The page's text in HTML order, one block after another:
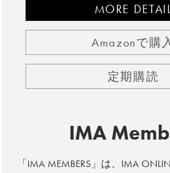
MORE
Amazonで購
定期購読
IMA
「IMA MEMBERS」は、IMA